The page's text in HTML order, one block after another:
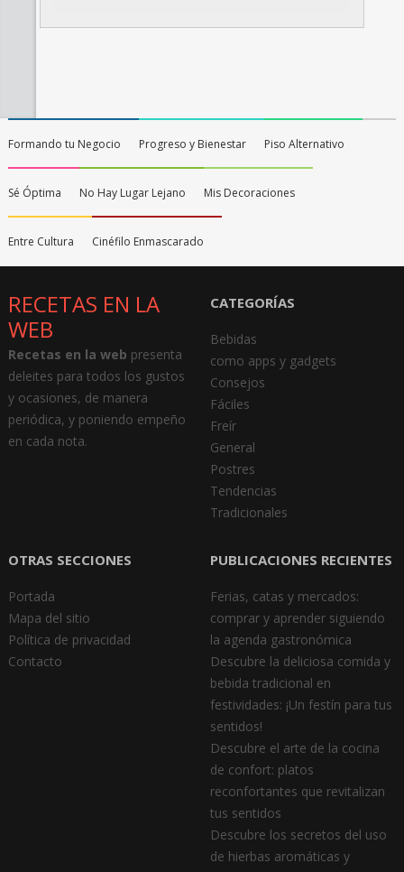
Formando tu Negocio Progreso y Bienestar Piso Alternativo
Sé Óptima No Hay Lugar Lejano Mis Decoraciones
Entre Cultura Cinéfilo Enmascarado
RECETAS EN LA
WEB
Recetas en la web presenta
deleites para todos los gustos
y ocasiones, de manera
periódica, y poniendo empeño
en cada nota.
CATEGORÍAS
Bebidas
como apps y gadgets
Consejos
Fáciles
Freír
General
Postres
Tendencias
Tradicionales
OTRAS SECCIONES
Portada
Mapa del sitio
Política de privacidad
Contacto
PUBLICACIONES RECIENTES
Ferias, catas y mercados:
comprar y aprender siguiendo
la agenda gastronómica
Descubre la deliciosa comida y
bebida tradicional en
festividades: ¡Un festín para tus
sentidos!
Descubre el arte de la cocina
de confort: platos
reconfortantes que revitalizan
tus sentidos
Descubre los secretos del uso
de hierbas aromáticas y